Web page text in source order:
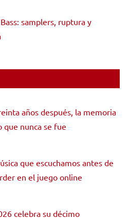
samplers, ruptura y
años después, la memoria
que nunca se fue
que escuchamos antes de
en el juego online
celebra su décimo